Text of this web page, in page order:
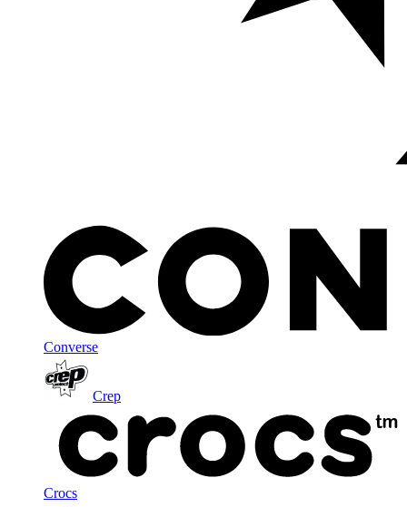
Converse
Crep
Crocs